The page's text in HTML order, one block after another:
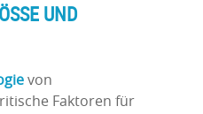
UND M
von
Faktoren für